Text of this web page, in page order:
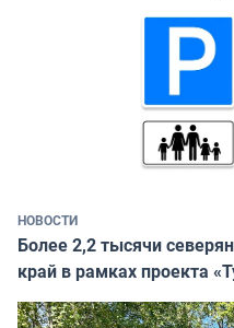
НОВОСТИ
Более 2,2 тысячи
край в рамках проекта